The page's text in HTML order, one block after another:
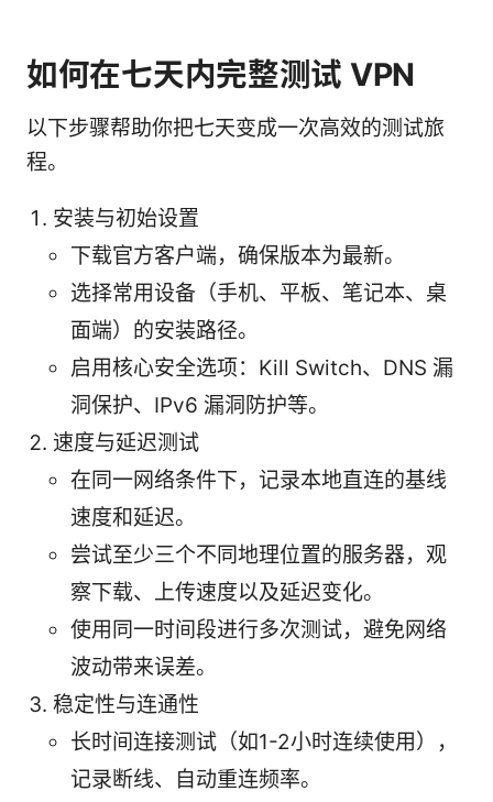
如何在七天内完整测试 VPN
以下步骤帮助你把七天变成一次高效的测试旅
程。
安装与初始设置
下载官方客户端，确保版本为最新。
选择常用设备（手机、平板、笔记本、桌
面端）的安装路径。
启用核心安全选项：Kill Switch、DNS 漏
洞保护、IPv6 漏洞防护等。
速度与延迟测试
在同一网络条件下，记录本地直连的基线
速度和延迟。
尝试至少三个不同地理位置的服务器，观
察下载、上传速度以及延迟变化。
使用同一时间段进行多次测试，避免网络
波动带来误差。
稳定性与连通性
长时间连接测试（如1-2小时连续使用），
记录断线、自动重连频率。